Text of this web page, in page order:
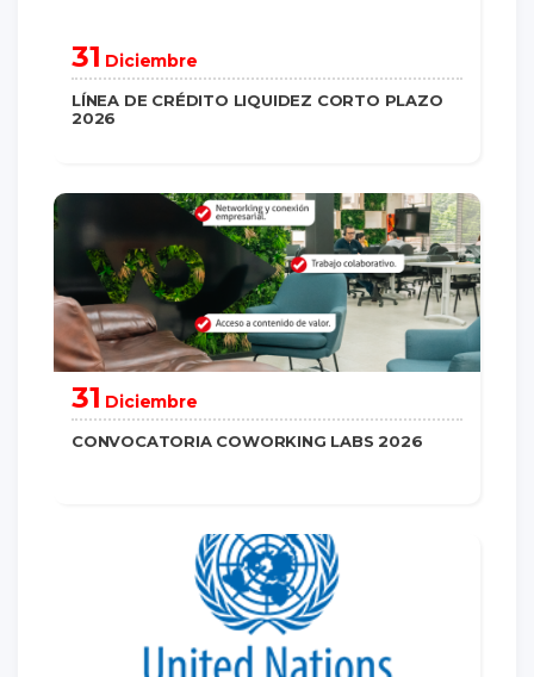
31 Diciembre
LÍNEA DE CRÉDITO LIQUIDEZ CORTO PLAZO
2026
saber más
31 Diciembre
CONVOCATORIA COWORKING LABS 2026
saber más